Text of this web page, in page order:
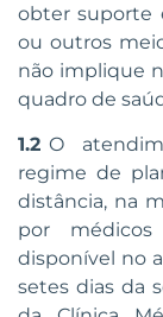
obter suporte
ou outros
não implique
quadro de
1.2 O
regime de
distância, na
por
disponível no
setes dias da